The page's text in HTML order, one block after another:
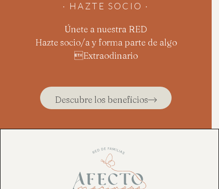
· HAZTE SOCIO ·
Únete a nuestra RED
Hazte socio/a y forma parte de algo
Extraodinario
Descubre los beneficios